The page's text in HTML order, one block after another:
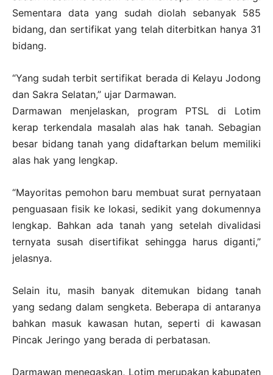
Sementara data yang sudah diolah sebanyak 585
bidang, dan sertifikat yang telah diterbitkan hanya 31
bidang.
“Yang sudah terbit sertifikat berada di Kelayu Jodong
dan Sakra Selatan,” ujar Darmawan.
Darmawan menjelaskan, program PTSL di Lotim
kerap terkendala masalah alas hak tanah. Sebagian
besar bidang tanah yang didaftarkan belum memiliki
alas hak yang lengkap.
“Mayoritas pemohon baru membuat surat pernyataan
penguasaan fisik ke lokasi, sedikit yang dokumennya
lengkap. Bahkan ada tanah yang setelah divalidasi
ternyata susah disertifikat sehingga harus diganti,”
jelasnya.
Selain itu, masih banyak ditemukan bidang tanah
yang sedang dalam sengketa. Beberapa di antaranya
bahkan masuk kawasan hutan, seperti di kawasan
Pincak Jeringo yang berada di perbatasan.
Darmawan menegaskan, Lotim merupakan kabupaten